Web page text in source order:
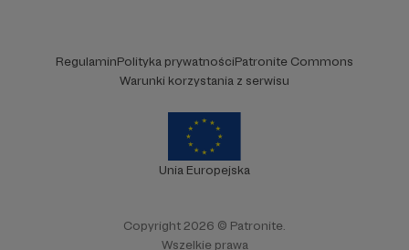
RegulaminPolityka prywatnościPatronite Commons
Warunki korzystania z serwisu
Unia Europejska
Copyright 2026 © Patronite.
Wszelkie prawa